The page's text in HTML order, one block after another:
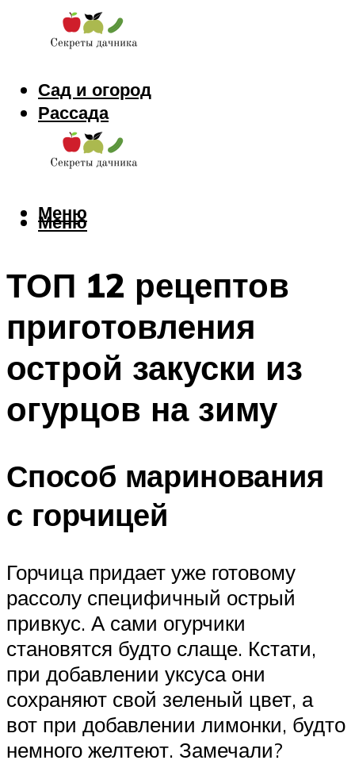
Сад и огород
Рассада
Цветы
Заготовки
Меню
Меню
ТОП 12 рецептов
приготовления
острой закуски из
огурцов на зиму
Способ маринования
с горчицей
Горчица придает уже готовому
рассолу специфичный острый
привкус. А сами огурчики
становятся будто слаще. Кстати,
при добавлении уксуса они
сохраняют свой зеленый цвет, а
вот при добавлении лимонки, будто
немного желтеют. Замечали?